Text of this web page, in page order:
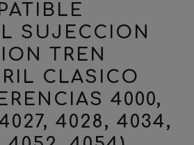
SUJECCION
TREN
CLASICO
4000,
4028, 4034,